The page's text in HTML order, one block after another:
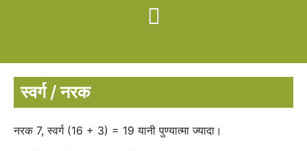
स्वर्ग / नरक
नरक 7, स्वर्ग (16 + 3) = 19 यानी पुण्यात्मा ज्यादा।